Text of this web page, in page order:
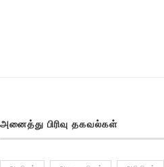
அனைத்து பிரிவு தகவல்கள்